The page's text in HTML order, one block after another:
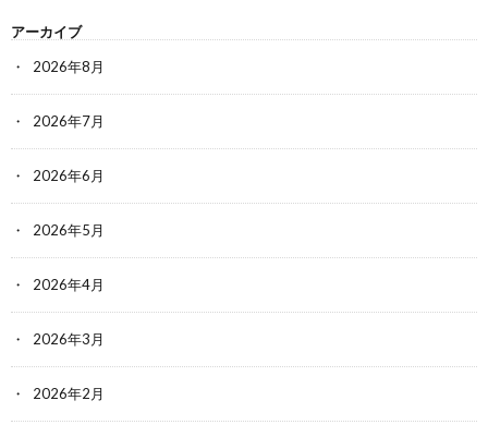
アーカイブ
2026年8月
2026年7月
2026年6月
2026年5月
2026年4月
2026年3月
2026年2月